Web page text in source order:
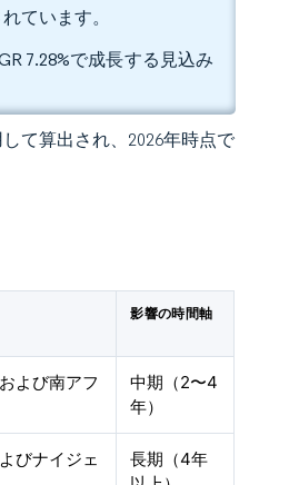
ています。
7.28%で成長する見込み
て算出され、2026年時点で
影響の時間軸
よび南アフ
中期（2〜4
年）
びナイジェ
長期（4年